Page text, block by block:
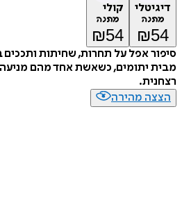
₪
קולי
מתנה
₪ 54
אפל על תחרות, שחיתות ותככים בין
יתומים, כשאשת אחד מהם מניעה
מהירה